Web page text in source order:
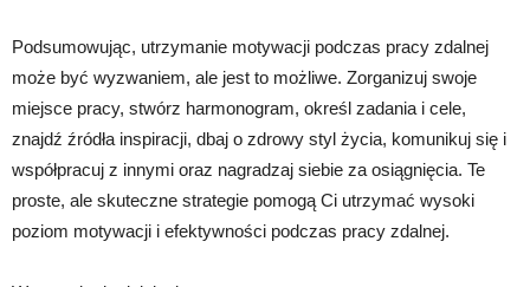
Podsumowując, utrzymanie motywacji podczas pracy zdalnej
może być wyzwaniem, ale jest to możliwe. Zorganizuj swoje
miejsce pracy, stwórz harmonogram, określ zadania i cele,
znajdź źródła inspiracji, dbaj o zdrowy styl życia, komunikuj się i
współpracuj z innymi oraz nagradzaj siebie za osiągnięcia. Te
proste, ale skuteczne strategie pomogą Ci utrzymać wysoki
poziom motywacji i efektywności podczas pracy zdalnej.